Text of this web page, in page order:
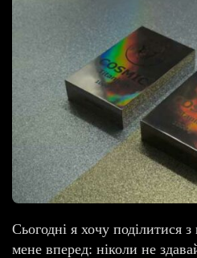
Сьогодні я хочу поділитися
мене вперед: ніколи не